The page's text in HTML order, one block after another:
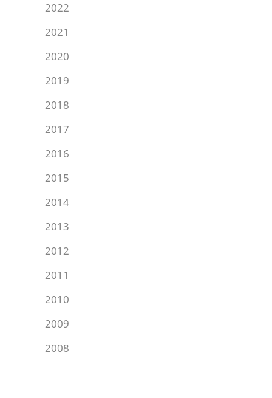
2022
2021
2020
2019
2018
2017
2016
2015
2014
2013
2012
2011
2010
2009
2008